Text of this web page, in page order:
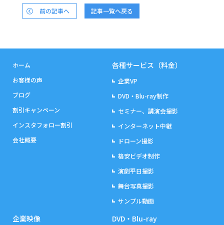
前の記事へ 記事一覧へ戻る
ホーム
お客様の声
ブログ
割引キャンペーン
インスタフォロー割引
会社概要
各種サービス（料金）
企業VP
DVD・Blu-ray制作
セミナー、講演会撮影
インターネット中継
ドローン撮影
格安ビデオ制作
演劇平日撮影
舞台写真撮影
サンプル動画
企業映像 DVD・Blu-ray